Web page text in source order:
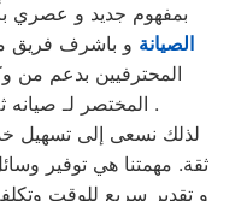
بمفهوم جديد و عصري
الصيانة و باشرف فريق
المحترفيين بدعم من
المختصر لـ صيانه ثلاجات كلفينيتور مصر الجديدة .
لذلك نسعى إلى تسهيل
ثقة. مهمتنا هي توفير
و تقدير سريع للوقت